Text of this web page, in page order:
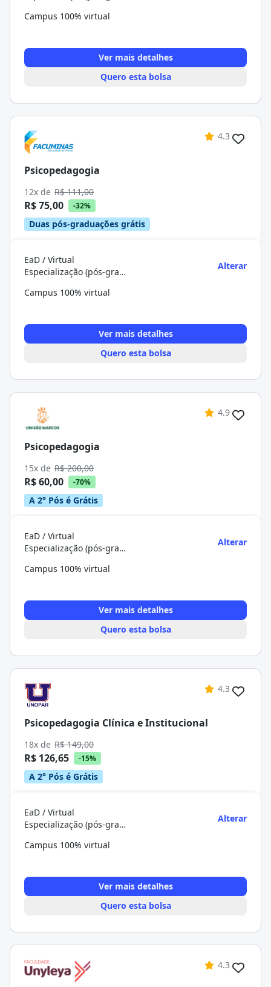
Campus 100% virtual
Ver mais detalhes
Quero esta bolsa
4.3
Psicopedagogia
12x de R$ 111,00
R$ 75,00 -32%
Duas pós-graduações grátis
EaD / Virtual
Especialização (pós-graduação)
Alterar
Campus 100% virtual
Ver mais detalhes
Quero esta bolsa
4.9
Psicopedagogia
15x de R$ 200,00
R$ 60,00 -70%
A 2° Pós é Grátis
EaD / Virtual
Especialização (pós-graduação)
Alterar
Campus 100% virtual
Ver mais detalhes
Quero esta bolsa
4.3
Psicopedagogia Clínica e Institucional
18x de R$ 149,00
R$ 126,65 -15%
A 2° Pós é Grátis
EaD / Virtual
Especialização (pós-graduação)
Alterar
Campus 100% virtual
Ver mais detalhes
Quero esta bolsa
4.3